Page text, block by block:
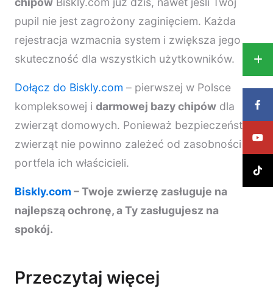
pupil nie jest zagrożony zaginięciem. Każda
rejestracja wzmacnia system i zwiększa jego
skuteczność dla wszystkich użytkowników.
Dołącz do Biskly.com – pierwszej w Polsce
kompleksowej i darmowej bazy chipów dla
zwierząt domowych. Ponieważ bezpieczeństwo
zwierząt nie powinno zależeć od zasobności
portfela ich właścicieli.
Biskly.com – Twoje zwierzę zasługuje na
najlepszą ochronę, a Ty zasługujesz na
spokój.
Przeczytaj więcej